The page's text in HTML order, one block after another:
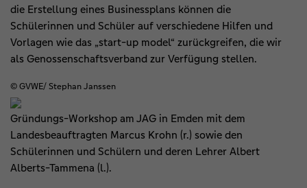
die Erstellung eines Businessplans können die
Schülerinnen und Schüler auf verschiedene Hilfen und
Vorlagen wie das „start-up model“ zurückgreifen, die wir
als Genossenschaftsverband zur Verfügung stellen.
© GVWE/ Stephan Janssen
Gründungs-Workshop am JAG in Emden mit dem
Landesbeauftragten Marcus Krohn (r.) sowie den
Schülerinnen und Schülern und deren Lehrer Albert
Alberts-Tammena (l.).